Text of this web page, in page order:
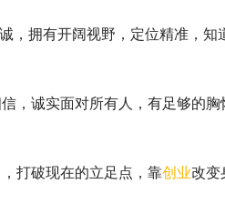
拥有开阔视野，定位精准，知
诚实面对所有人，有足够的胸
破现在的立足点，靠创业改变